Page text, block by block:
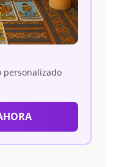
personalizado